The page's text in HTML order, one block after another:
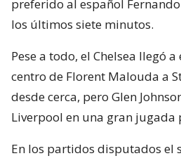
preferido al español
los últimos siete minutos.
Pese a todo, el Chelsea llegó
centro de Florent Malouda a
desde cerca, pero Glen
Liverpool en una gran jugada
En los partidos disputados el